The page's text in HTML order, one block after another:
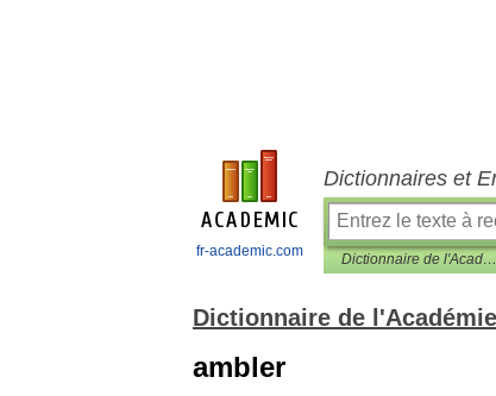
fr-academic.com
Dictionnaires et
Dictionnaire de l'Académie Française 1798
Dictionnaire de
ambler